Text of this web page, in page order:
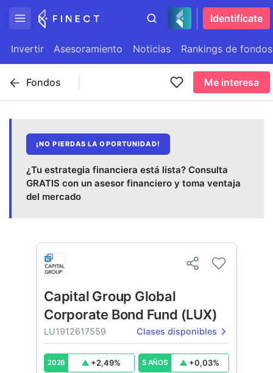
Identifícate
Invertir Asesoramiento Noticias Rankings de fondos
Fondos Me interesa
¡NO PIERDAS LA OPORTUNIDAD!
¿Tu estrategia financiera está lista? Consulta
GRATIS con un asesor financiero y toma ventaja
del mercado
Capital Group Global
Corporate Bond Fund (LUX)
LU1912617559 Clases disponibles
2026 +2,49% 5 AÑOS +0,03%